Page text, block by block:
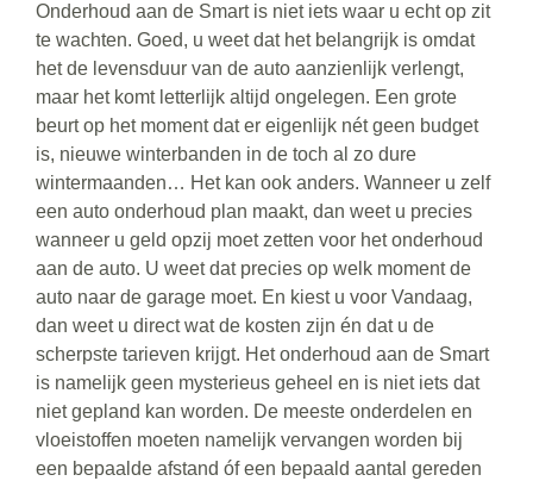
Onderhoud aan de Smart is niet iets waar u echt op zit
te wachten. Goed, u weet dat het belangrijk is omdat
het de levensduur van de auto aanzienlijk verlengt,
maar het komt letterlijk altijd ongelegen. Een grote
beurt op het moment dat er eigenlijk nét geen budget
is, nieuwe winterbanden in de toch al zo dure
wintermaanden… Het kan ook anders. Wanneer u zelf
een auto onderhoud plan maakt, dan weet u precies
wanneer u geld opzij moet zetten voor het onderhoud
aan de auto. U weet dat precies op welk moment de
auto naar de garage moet. En kiest u voor Vandaag,
dan weet u direct wat de kosten zijn én dat u de
scherpste tarieven krijgt. Het onderhoud aan de Smart
is namelijk geen mysterieus geheel en is niet iets dat
niet gepland kan worden. De meeste onderdelen en
vloeistoffen moeten namelijk vervangen worden bij
een bepaalde afstand óf een bepaald aantal gereden